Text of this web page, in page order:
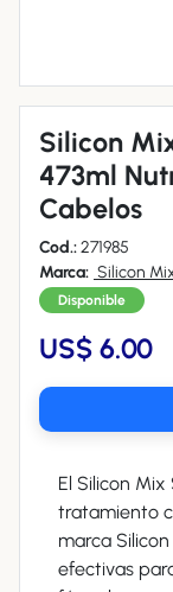
Silicon
473ml
Cabelos
Cod.:271985
Marca: Silicon
Disponible
US$ 6.00
El Silicon
tratamiento
marca
efectivas